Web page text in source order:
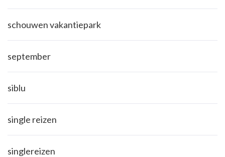
schouwen vakantiepark
september
siblu
single reizen
singlereizen